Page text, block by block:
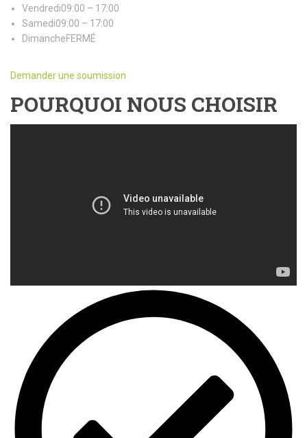
Vendredi09:00 – 17:00
Samedi09:00 – 17:00
DimancheFERMÉ
Demander une soumission
POURQUOI NOUS CHOISIR